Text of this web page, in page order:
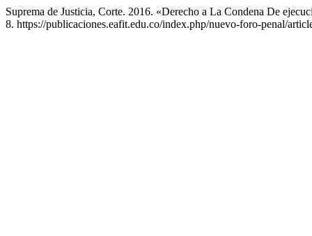
Suprema de Justicia, Corte. 2016. «Derecho a La Condena De
8. https://publicaciones.eafit.edu.co/index.php/nuevo-foro-penal/